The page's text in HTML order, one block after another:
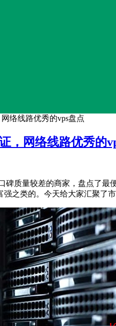
络线路优秀的vps盘点
，网络线路优秀的
碑质量较差的商家，盘点了最
之类的。今天给大家汇聚了